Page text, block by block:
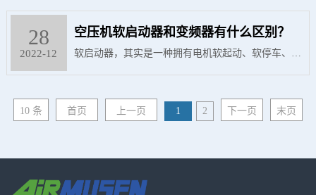
油循环。换油如同肾病患者的透析，是保持压缩机寿
命的重要手段，使用更换周期短的润滑油更利于机器
寿命。
原因很多。 下面就对常见的压缩机故障做下简单的分
类：
28
2022-12
空压机软启动器和变频器有什么区别？
软启动器，其实是一种拥有电机软起动、软停车、轻
载节能以及多种保护功能一身的电机控制装置。主要
电子控制电路。通过控制三相反并联闸管的导通角，
现各种功能。 变频器，它是主要用于需要调速的地
方，它的输出不仅改变电压还同时改变频率；软启动
10 条 首页 上一页 1 2 下一页 末页